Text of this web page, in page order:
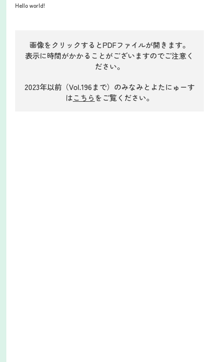
Hello world!
画像をクリックするとPDFファイルが開きます。
表示に時間がかかることがございますのでご注意く
ださい。
2023年以前（Vol.196まで）のみなみとよたにゅーす
はこちら をご覧ください。